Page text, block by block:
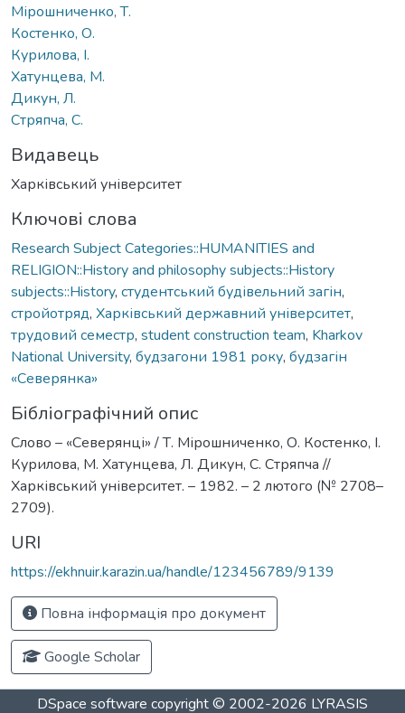
Мірошниченко, Т.
Костенко, О.
Курилова, І.
Хатунцева, М.
Дикун, Л.
Стряпча, С.
Видавець
Харківський університет
Ключові слова
Research Subject Categories::HUMANITIES and
RELIGION::History and philosophy subjects::History
subjects::History, студентський будівельний загін,
стройотряд, Харківський державний університет,
трудовий семестр, student construction team, Kharkov
National University, будзагони 1981 року, будзагін
«Северянка»
Бібліографічний опис
Слово – «Северянці» / Т. Мірошниченко, О. Костенко, І.
Курилова, М. Хатунцева, Л. Дикун, С. Стряпча //
Харківський університет. – 1982. – 2 лютого (№ 2708–
2709).
URI
https://ekhnuir.karazin.ua/handle/123456789/9139
Повна інформація про документ
Google Scholar
DSpace software copyright © 2002-2026 LYRASIS